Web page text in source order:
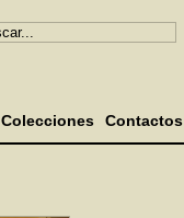
Colecciones Contactos